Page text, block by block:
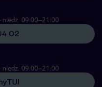
09:00–21:00
02
09:00–21:00